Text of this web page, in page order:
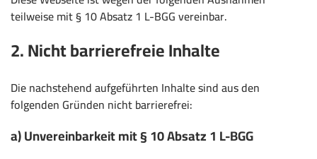
teilweise mit § 10 Absatz 1 L-BGG vereinbar.
2. Nicht barrierefreie Inhalte
Die nachstehend aufgeführten Inhalte sind aus den
folgenden Gründen nicht barrierefrei:
a) Unvereinbarkeit mit § 10 Absatz 1 L-BGG